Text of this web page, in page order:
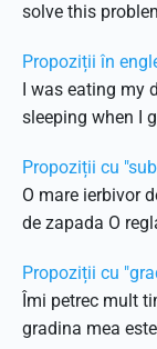
solve this
Propoziții în
I was eating my
sleeping when I
Propoziții cu
O mare ierbivor
de zapada O
Propoziții cu
Îmi petrec mult
gradina mea